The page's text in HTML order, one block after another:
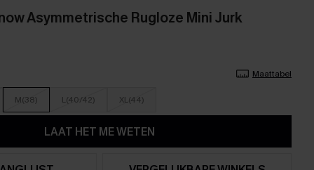
Asymmetrische Rugloze Mini Jurk
Maattabel
M(38) L(40/42) XL(44)
LAAT HET ME WETEN